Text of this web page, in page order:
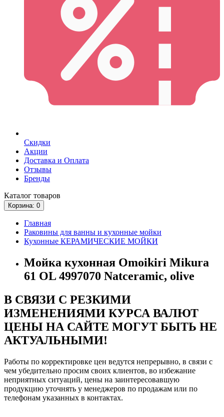
Скидки
Акции
Доставка и Оплата
Отзывы
Бренды
Каталог товаров
Корзина: 0
Главная
Раковины для ванны и кухонные мойки
Кухонные КЕРАМИЧЕСКИЕ МОЙКИ
Мойка кухонная Omoikiri Mikura
61 OL 4997070 Natceramic, olive
В СВЯЗИ С РЕЗКИМИ
ИЗМЕНЕНИЯМИ КУРСА ВАЛЮТ
ЦЕНЫ НА САЙТЕ МОГУТ БЫТЬ НЕ
АКТУАЛЬНЫМИ!
Работы по корректировке цен ведутся непрерывно, в связи с
чем убедительно просим своих клиентов, во избежание
неприятных ситуаций, цены на заинтересовавшую
продукцию уточнять у менеджеров по продажам или по
телефонам указанных в контактах.